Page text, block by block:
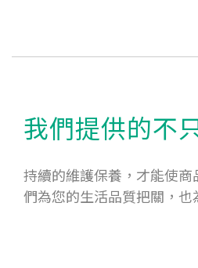
我們提供的不
持續的維護保養，才能使
們為您的生活品質把關，